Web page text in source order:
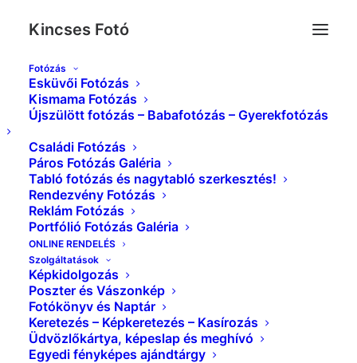
Kincses Fotó
Fotózás
Esküvői Fotózás
Kismama Fotózás
Újszülött fotózás – Babafotózás – Gyerekfotózás
Családi Fotózás
Páros Fotózás Galéria
Tabló fotózás és nagytabló szerkesztés!
Rendezvény Fotózás
Reklám Fotózás
Portfólió Fotózás Galéria
ONLINE RENDELÉS
Szolgáltatások
Képkidolgozás
Poszter és Vászonkép
Fotókönyv és Naptár
Keretezés – Képkeretezés – Kasírozás
Üdvözlőkártya, képeslap és meghívó
Egyedi fényképes ajándtárgy
Szolgáltatások